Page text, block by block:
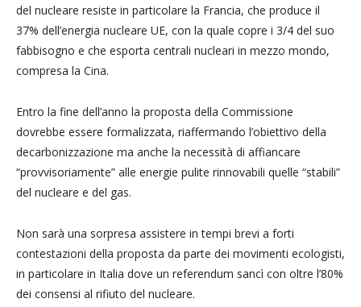
del nucleare resiste in particolare la Francia, che produce il
37% dell’energia nucleare UE, con la quale copre i 3/4 del suo
fabbisogno e che esporta centrali nucleari in mezzo mondo,
compresa la Cina.
Entro la fine dell’anno la proposta della Commissione
dovrebbe essere formalizzata, riaffermando l’obiettivo della
decarbonizzazione ma anche la necessità di affiancare
“provvisoriamente” alle energie pulite rinnovabili quelle “stabili”
del nucleare e del gas.
Non sarà una sorpresa assistere in tempi brevi a forti
contestazioni della proposta da parte dei movimenti ecologisti,
in particolare in Italia dove un referendum sancì con oltre l’80%
dei consensi al rifiuto del nucleare.